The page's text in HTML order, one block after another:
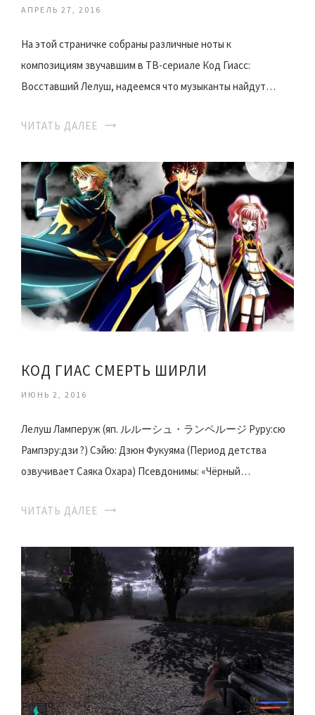
АПРЕЛЬ 27, 2016
На этой страничке собраны различные ноты к
композициям звучавшим в ТВ-сериале Код Гиасс:
Восставший Лелуш, надеемся что музыканты найдут…
ЧИТАТЬ ДАЛЕЕ
КОД ГИАС СМЕРТЬ ШИРЛИ
ИЮНЬ 2, 2016
Лелуш Ламперуж (яп. ルルーシュ・ランペルージ Руру:сю
Рампэру:дзи ?) Сэйю: Дзюн Фукуяма (Период детства
озвучивает Саяка Охара) Псевдонимы: «Чёрный…
ЧИТАТЬ ДАЛЕЕ